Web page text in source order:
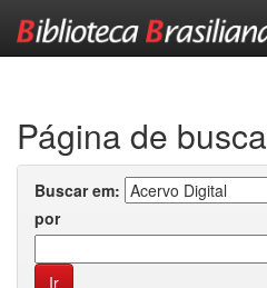
Página de busca
Buscar em:
por